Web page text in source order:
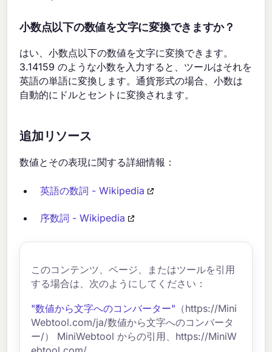
小数点以下の数値を文字に変換できますか？
はい、小数点以下の数値を文字に変換できます。
3.14159 のような小数を入力すると、ツールはそれを
英語の単語に変換します。通貨形式の場合、小数は
自動的にドルとセントに変換されます。
追加リソース
数値とその表現に関する詳細情報：
英語の数詞 - Wikipedia
序数詞 - Wikipedia
このコンテンツ、ページ、またはツールを引用
する場合は、次のようにしてください：
"数値から文字へのコンバーター" （https://Mini
Webtool.com/ja/数値から文字へのコンバータ
ー/） MiniWebtool からの引用、https://MiniW